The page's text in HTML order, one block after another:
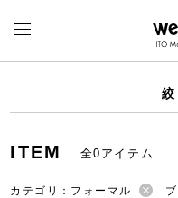
絞
ITEM 全0アイテム
カテゴリ：フォーマル